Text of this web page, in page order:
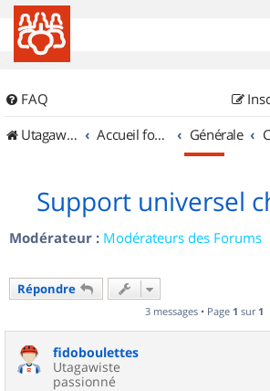
FAQ
UtagawaVTT (Randos VTT et VTTAE avec traces GPS)
Accueil forum Générale
Support universel
Modérateur : Modérateurs des Forums
Répondre
3 messages • Page 1 sur 1
fidoboulettes
Utagawiste
passionné